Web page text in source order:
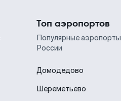
Топ аэропортов
Популярные аэропорты
России
Домодедово
Шереметьево